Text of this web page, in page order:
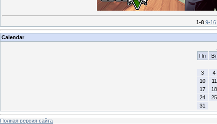
1-8 9-16
Calendar
Пн
Вт
3
4
10
11
17
18
24
25
31
Полная версия сайта